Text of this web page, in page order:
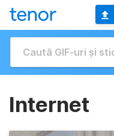
Internet